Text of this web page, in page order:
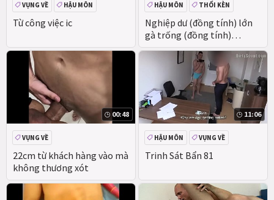
Từ công việc ic
VỤNG VỀ HẬU MÔN
Nghiệp dư (đồng tính) lớn
gà trống (đồng tính)
blowjob
HẬU MÔN
THỔI KÈN
VỤNG VỀ
THỰC TẾ
00:48
22cm từ khách hàng vào mà
không thương xót
VỤNG VỀ
11:06
Trinh Sát Bẩn 81
HẬU MÔN VỤNG VỀ